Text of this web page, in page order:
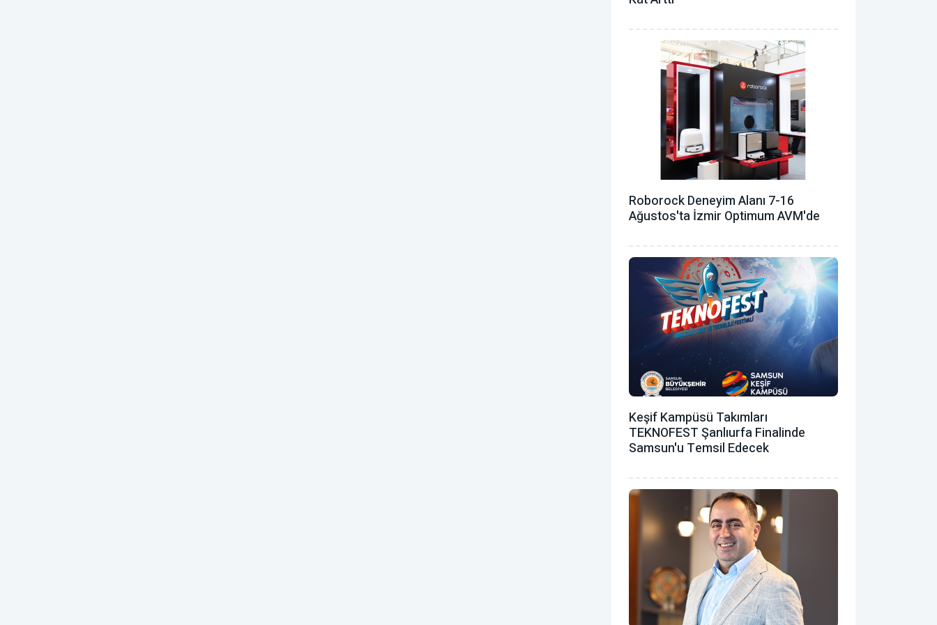
Roborock Deneyim Alanı 7-16
Ağustos'ta İzmir Optimum AVM'de
Keşif Kampüsü Takımları
TEKNOFEST Şanlıurfa Finalinde
Samsun'u Temsil Edecek